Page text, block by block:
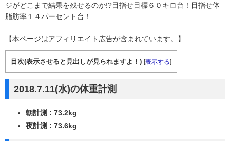
ジがどこまで結果を残せるのか!?目指せ目標６０キロ台！目指せ体
脂肪率１４パーセント台！
【本ページはアフィリエイト広告が含まれています。】
目次(表示させると見出しが見られますよ！) [表示する]
2018.7.11(水)の体重計測
朝計測 : 73.2kg
夜計測 : 73.6kg